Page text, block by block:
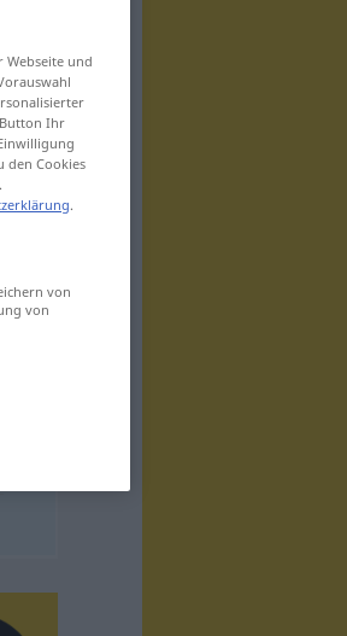
und
Ihr
den Cookies
.
von
von